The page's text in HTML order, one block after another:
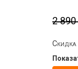
2
Скидка